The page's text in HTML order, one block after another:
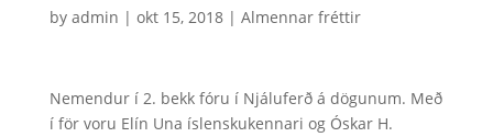
by admin | okt 15, 2018| Almennar fréttir
Nemendur í 2. bekk fóru í Njáluferð á dögunum. Með
í för voru Elín Una íslenskukennari og Óskar H.